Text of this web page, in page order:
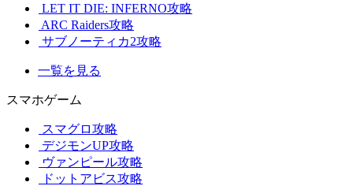
LET IT DIE: INFERNO攻略
ARC Raiders攻略
サブノーティカ2攻略
一覧を見る
スマホゲーム
スマグロ攻略
デジモンUP攻略
ヴァンピール攻略
ドットアビス攻略